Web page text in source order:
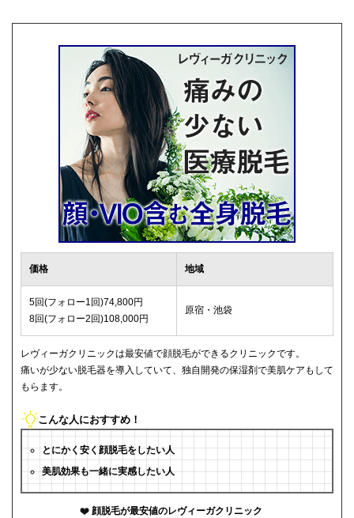
価格 地域
5回(フォロー1回)74,800円
8回(フォロー2回)108,000円
原宿・池袋
レヴィーガクリニックは最安値で顔脱毛ができるクリニックです。
痛いが少ない脱毛器を導入していて、独自開発の保湿剤で美肌ケアもして
もらます。
こんな人におすすめ！
とにかく安く顔脱毛をしたい人
美肌効果も一緒に実感したい人
顔脱毛が最安値のレヴィーガクリニック